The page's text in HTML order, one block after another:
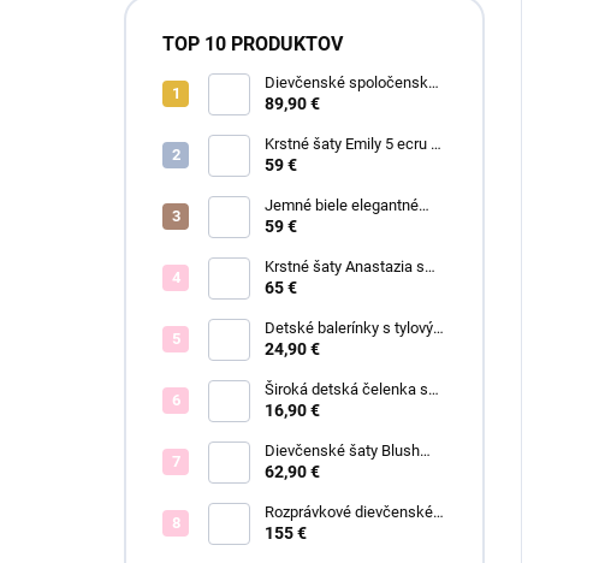
TOP 10 PRODUKTOV
Dievčenské spoločenské
šaty Garden
89,90 €
Krstné šaty Emily 5 ecru s
čipkou
59 €
Jemné biele elegantné
šaty Ariel
59 €
Krstné šaty Anastazia s
čipkou v štýle Royal Baby
65 €
Detské balerínky s tylovým
viazaním Anastazia
24,90 €
Široká detská čelenka s
mašľou a ANASTAZIA
16,90 €
Dievčenské šaty Blush
Grace pink
62,90 €
Rozprávkové dievčenské
šaty Fiona
155 €